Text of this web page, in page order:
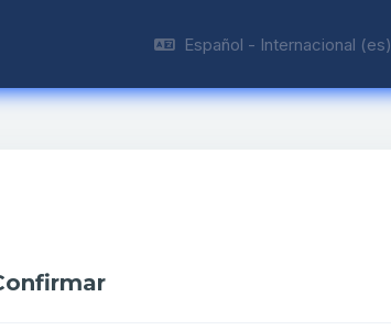
Español - Internacional ‎(es)‎